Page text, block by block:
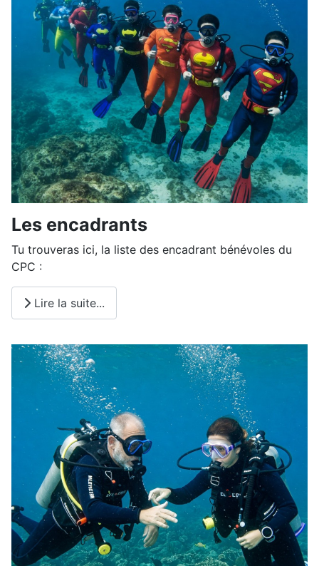
Les encadrants
Tu trouveras ici, la liste des encadrant bénévoles du
CPC :
Lire la suite...